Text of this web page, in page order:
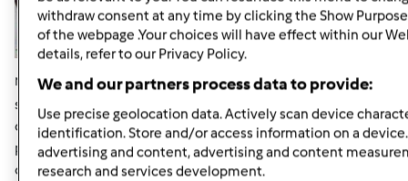
Mar, 08/05/2014 - 08:30
#6
se qualcuno c'è batta un colpo
Sono ormai 12 giorni
che ho iniziato la mia pm e mi sono accorta che lievita in
poco tempo. diciamo che se aspetto i due giorni ho paura
che si ammosci come quando supera la lievitazione
withdraw consent at any time by clicking the Show
of the webpage .Your choices will have effect within our
details, refer to our Privacy Policy.
We and our partners process data to provide:
Use precise geolocation data. Actively scan device
identification. Store and/or access information on a
advertising and content, advertising and content
research and services development.